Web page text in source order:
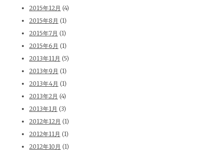
2015年12月 (4)
2015年8月 (1)
2015年7月 (1)
2015年6月 (1)
2013年11月 (5)
2013年9月 (1)
2013年4月 (1)
2013年2月 (4)
2013年1月 (3)
2012年12月 (1)
2012年11月 (1)
2012年10月 (1)